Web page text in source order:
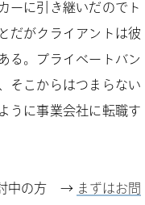
ーに引き継いだのでト
だがクライアントは彼
る。プライベートバン
そこからはつまらない
うに事業会社に転職す
討中の方 → まずはお問